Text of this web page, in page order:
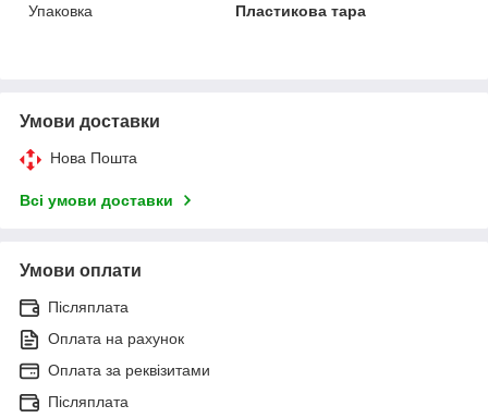
Упаковка
Пластикова тара
Умови доставки
Нова Пошта
Всі умови доставки
Умови оплати
Післяплата
Оплата на рахунок
Оплата за реквізитами
Післяплата